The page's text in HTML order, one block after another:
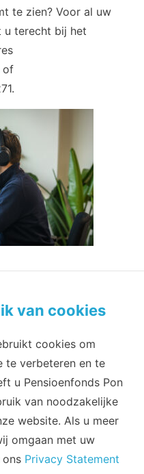
te zien? Voor al uw
u terecht bij het
of
of use
Telefoon
088 60 60 271
van cookies
cookies om
te verbeteren en te
u Pensioenfonds Pon
van noodzakelijke
website. Als u meer
omgaan met uw
ons Privacy Statement